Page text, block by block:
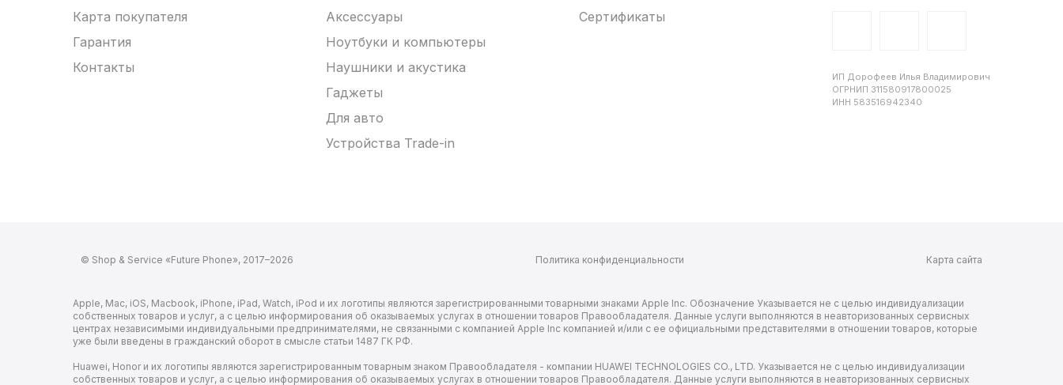
Карта покупателя
Гарантия
Контакты
Аксессуары
Ноутбуки и компьютеры
Наушники и акустика
Гаджеты
Для авто
Устройства Trade-in
Сертификаты
ИП Дорофеев Илья Владимирович
ОГРНИП 311580917800025
ИНН 583516942340
© Shop & Service «Future Phone», 2017–2026 Политика конфиденциальности Карта сайта
Apple, Mac, iOS, Macbook, iPhone, iPad, Watch, iPod и их логотипы являются зарегистрированными товарными знаками Apple Inc. Обозначение Указывается не с целью индивидуализации
собственных товаров и услуг, а с целью информирования об оказываемых услугах в отношении товаров Правообладателя. Данные услуги выполняются в неавторизованных сервисных
центрах независимыми индивидуальными предпринимателями, не связанными с компанией Apple Inc компанией и/или с ее официальными представителями в отношении товаров, которые
уже были введены в гражданский оборот в смысле статьи 1487 ГК РФ.
Huawei, Honor и их логотипы являются зарегистрированным товарным знаком Правообладателя - компании HUAWEI TECHNOLOGIES CO., LTD. Указывается не с целью индивидуализации
собственных товаров и услуг, а с целью информирования об оказываемых услугах в отношении товаров Правообладателя. Данные услуги выполняются в неавторизованных сервисных